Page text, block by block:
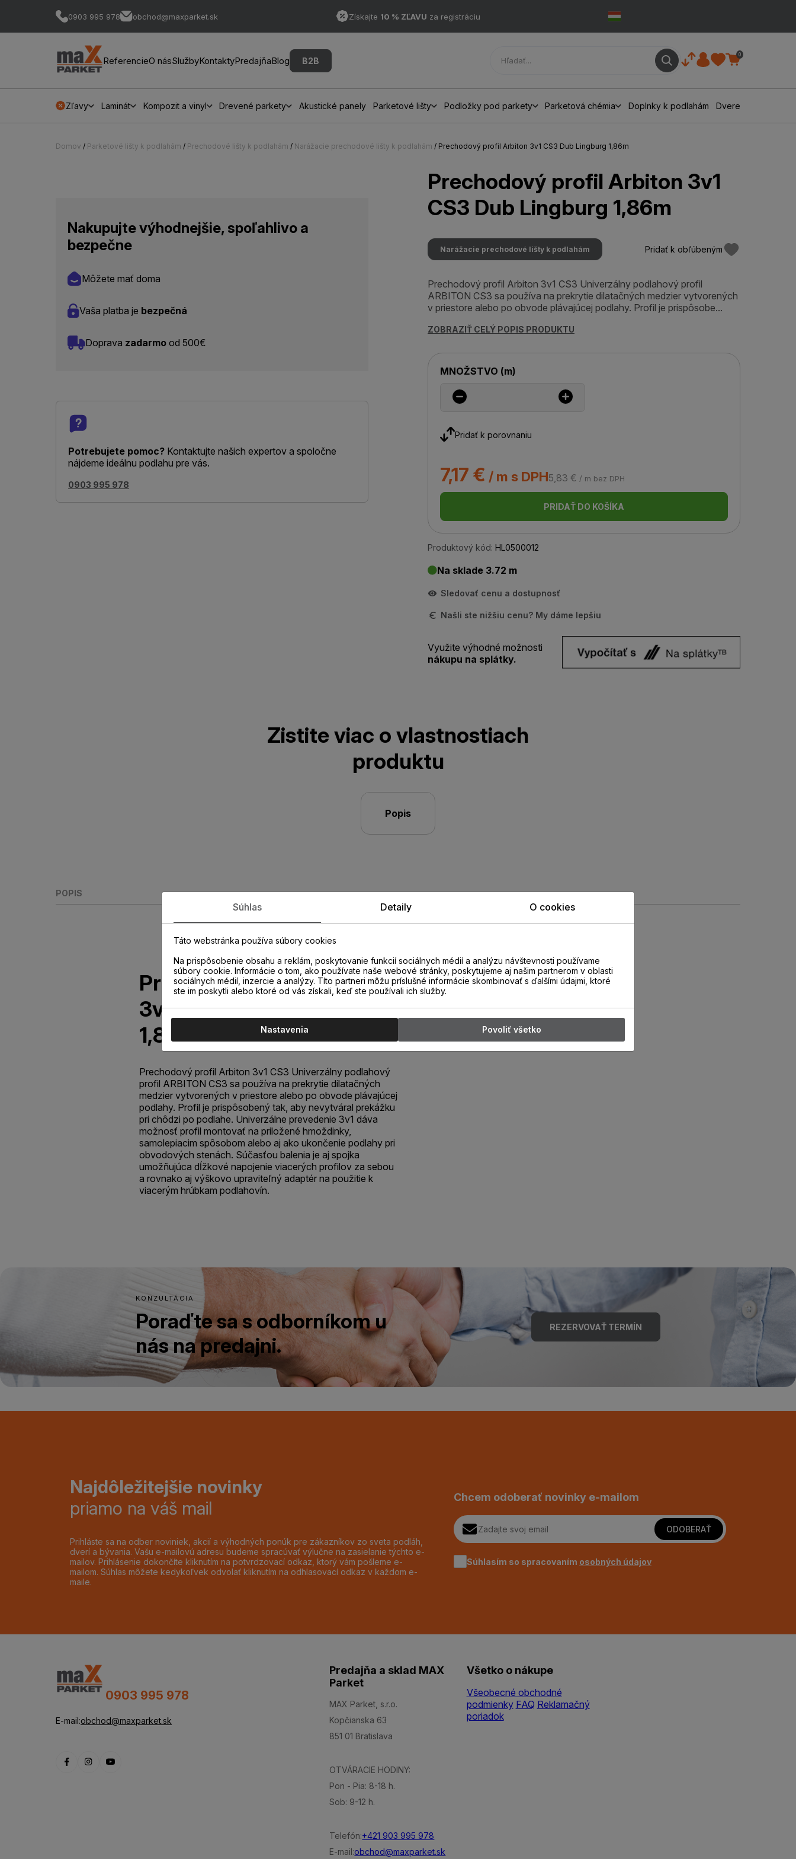
0903 995 978 obchod@maxparket.sk Získajte 10 % ZĽAVU za registráciu
ReferencieO násSlužbyKontaktyPredajňaBlog B2B
0
Zľavy Laminát Kompozit a vinyl Drevené parkety Akustické panely Parketové lišty Podložky pod parkety Parketová chémia Doplnky k podlahám Dvere
Domov / Parketové lišty k podlahám / Prechodové lišty k podlahám / Narážacie prechodové lišty k podlahám / Prechodový profil Arbiton 3v1 CS3 Dub Lingburg 1,86m
Nakupujte výhodnejšie, spoľahlivo a
bezpečne
Môžete mať doma
Vaša platba je bezpečná
Doprava zadarmo od 500€
Potrebujete pomoc? Kontaktujte našich expertov a spoločne
nájdeme ideálnu podlahu pre vás.
0903 995 978
Prechodový profil Arbiton 3v1
CS3 Dub Lingburg 1,86m
Narážacie prechodové lišty k podlahám Pridať k obľúbeným
Prechodový profil Arbiton 3v1 CS3 Univerzálny podlahový profil
ARBITON CS3 sa používa na prekrytie dilatačných medzier vytvorených
v priestore alebo po obvode plávajúcej podlahy. Profil je prispôsobe...
ZOBRAZIŤ CELÝ POPIS PRODUKTU
MNOŽSTVO (m)
Pridať k porovnaniu
7,17 € / m s DPH5,83 € / m bez DPH
PRIDAŤ DO KOŠÍKA
Produktový kód: HL0500012
Na sklade 3.72 m
Sledovať cenu a dostupnosť
Našli ste nižšiu cenu? My dáme lepšiu
Využite výhodné možnosti
nákupu na splátky.
Zistite viac o vlastnostiach
produktu
Popis
POPIS
Prechodový profil Arbiton
3v1 CS3 Dub Lingburg
1,86m
Prechodový profil Arbiton 3v1 CS3 Univerzálny podlahový
profil ARBITON CS3 sa používa na prekrytie dilatačných
medzier vytvorených v priestore alebo po obvode plávajúcej
podlahy. Profil je prispôsobený tak, aby nevytváral prekážku
pri chôdzi po podlahe. Univerzálne prevedenie 3v1 dáva
možnosť profil montovať na priložené hmoždinky,
samolepiacim spôsobom alebo aj ako ukončenie podlahy pri
obvodových stenách. Súčasťou balenia je aj spojka
umožňujúca dĺžkové napojenie viacerých profilov za sebou
a rovnako aj výškovo upraviteľný adaptér na použitie k
viacerým hrúbkam podlahovín.
KONZULTÁCIA
Poraďte sa s odborníkom u
nás na predajni.
REZERVOVAŤ TERMÍN
Najdôležitejšie novinky
priamo na váš mail
Prihláste sa na odber noviniek, akcií a výhodných ponúk pre zákazníkov zo sveta podláh,
dverí a bývania. Vašu e-mailovú adresu budeme spracúvať výlučne na zasielanie týchto e-
mailov. Prihlásenie dokončíte kliknutím na potvrdzovací odkaz, ktorý vám pošleme e-
mailom. Súhlas môžete kedykoľvek odvolať kliknutím na odhlasovací odkaz v každom e-
maile.
Chcem odoberať novinky e-mailom
ODOBERAŤ
Súhlasím so spracovaním osobných údajov
0903 995 978
E-mail:obchod@maxparket.sk
Predajňa a sklad MAX
Parket
MAX Parket, s.r.o.
Kopčianska 63
851 01 Bratislava
OTVÁRACIE HODINY:
Pon - Pia: 8-18 h.
Sob: 9-12 h.
Telefón:+421 903 995 978
E-mail:obchod@maxparket.sk
Všetko o nákupe
Všeobecné obchodné
podmienky FAQ Reklamačný
poriadok
Súhlas Detaily O cookies
Táto webstránka používa súbory cookies
Na prispôsobenie obsahu a reklám, poskytovanie funkcií sociálnych médií a analýzu návštevnosti používame
súbory cookie. Informácie o tom, ako používate naše webové stránky, poskytujeme aj našim partnerom v oblasti
sociálnych médií, inzercie a analýzy. Títo partneri môžu príslušné informácie skombinovať s ďalšími údajmi, ktoré
ste im poskytli alebo ktoré od vás získali, keď ste používali ich služby.
Nastavenia Povoliť všetko